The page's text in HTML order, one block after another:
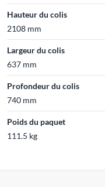
Hauteur du colis
2108 mm
Largeur du colis
637 mm
Profondeur du colis
740 mm
Poids du paquet
111.5 kg